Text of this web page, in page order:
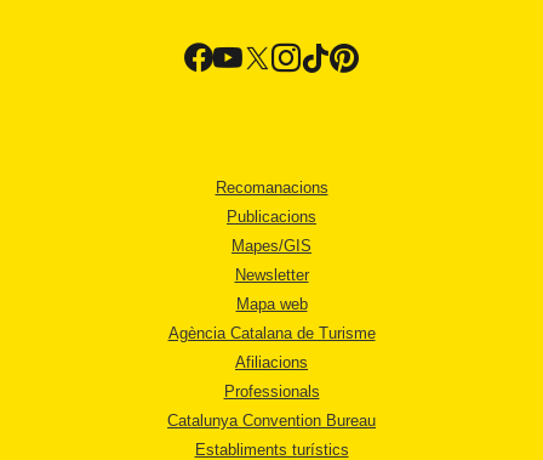
Recomanacions
Publicacions
Mapes/GIS
Newsletter
Mapa web
Agència Catalana de Turisme
Afiliacions
Professionals
Catalunya Convention Bureau
Establiments turístics